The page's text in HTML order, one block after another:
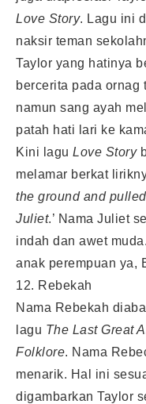
Love Story. Lagu ini
naksir teman
Taylor yang hatinya
bercerita pada ornag
namun sang ayah
patah hati lari ke
Kini lagu Love Story
melamar berkat
the ground and
Juliet.’ Nama Juliet
indah dan awet
anak perempuan ya,
12. Rebekah
Nama Rebekah
lagu The Last Great
Folklore. Nama
menarik. Hal ini
digambarkan Taylor